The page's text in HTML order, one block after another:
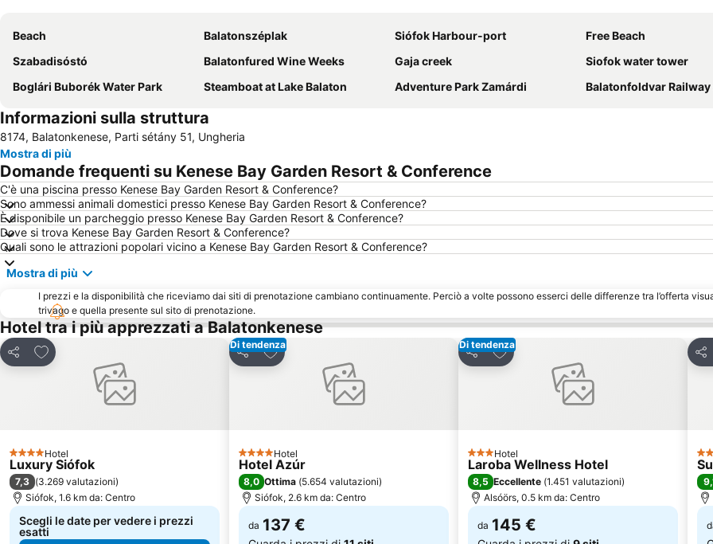
Beach Balatonszéplak Siófok Harbour-port
Free Beach
Szabadisóstó
Balatonfured Wine Weeks Gaja creek
Siofok water tower
Boglári Buborék Water Park
Steamboat at Lake Balaton Adventure Park Zamárdi Balatonfoldvar
Informazioni sulla struttura
8174, Balatonkenese, Parti sétány 51, Ungheria
Mostra di più
Domande frequenti su Kenese Bay Garden Resort & Conference
C'è una piscina presso Kenese Bay Garden Resort & Conference?
Sono ammessi animali domestici presso Kenese Bay Garden Resort & Conference?
È disponibile un parcheggio presso Kenese Bay Garden Resort & Conference?
Dove si trova Kenese Bay Garden Resort & Conference?
Quali sono le attrazioni popolari vicino a Kenese Bay Garden Resort & Conference?
Mostra di più
I prezzi e la disponibilità che riceviamo dai siti di prenotazione cambiano continuamente. Perciò a volte possono esserci delle differenze tra l’offerta
trivago e quella presente sul sito di prenotazione.
Hotel tra i più apprezzati a Balatonkenese
Condividi
Aggiungi ai preferiti
4 StelleHotel
Luxury Siófok
7,3 (3.269 valutazioni)
Siófok, 1.6 km da: Centro
Scegli le date per vedere i prezzi
esatti
Di tendenza
Condividi
Aggiungi ai preferiti
4 StelleHotel
Hotel Azúr
8,0 Ottima (5.654 valutazioni)
Siófok, 2.6 km da: Centro
da 137 €
Di tendenza
Condividi
Aggiungi ai preferiti
3 StelleHotel
Laroba Wellness Hotel
8,5 Eccellente (1.451 valutazioni)
Alsóörs, 0.5 km da: Centro
da 145 €
4